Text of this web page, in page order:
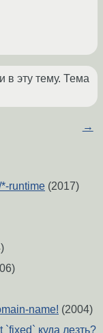
в эту тему. Тема
→
runtime (2017)
name! (2004)
куда лезть?